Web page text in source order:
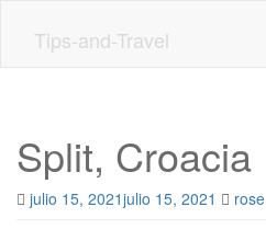
Tips-and-Travel
Split, Croacia
julio 15, 2021julio 15, 2021 rose